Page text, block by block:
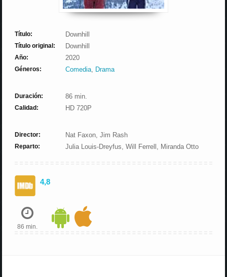
Título: Downhill
Título original: Downhill
Año: 2020
Géneros: Comedia, Drama
Duración: 86 min.
Calidad: HD 720P
Director: Nat Faxon, Jim Rash
Reparto: Julia Louis-Dreyfus, Will Ferrell, Miranda Otto
4,8
86 min.